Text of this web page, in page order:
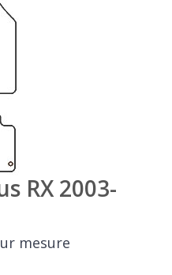
RX 2003-
mesure